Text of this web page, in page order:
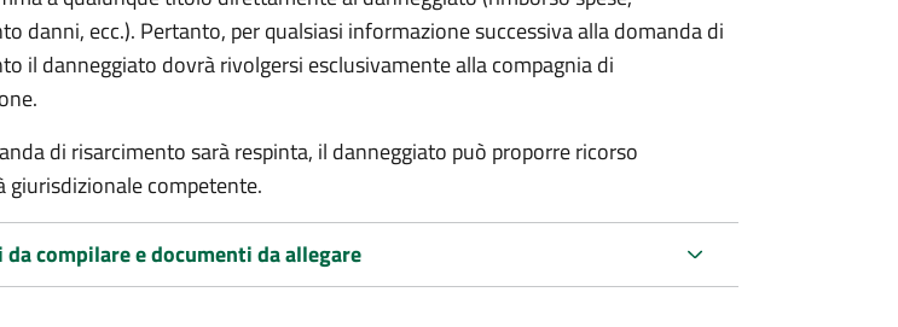
danni, ecc.). Pertanto, per qualsiasi informazione successiva alla domanda di
il danneggiato dovrà rivolgersi esclusivamente alla compagnia di
di risarcimento sarà respinta, il danneggiato può proporre ricorso
giurisdizionale competente.
compilare e documenti da allegare